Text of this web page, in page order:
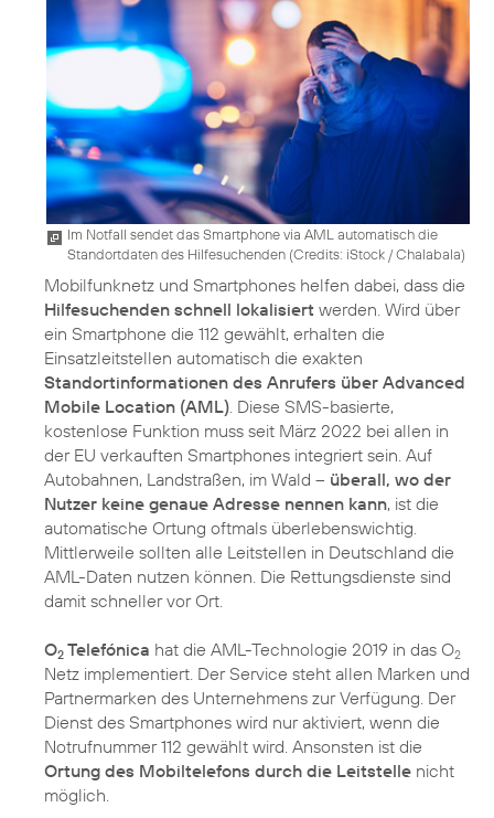
Im Notfall sendet das Smartphone via AML automatisch die
Standortdaten des Hilfesuchenden (Credits: iStock / Chalabala)
Mobilfunknetz und Smartphones helfen dabei, dass die
Hilfesuchenden schnell lokalisiert werden. Wird über
ein Smartphone die 112 gewählt, erhalten die
Einsatzleitstellen automatisch die exakten
Standortinformationen des Anrufers über Advanced
Mobile Location (AML). Diese SMS-basierte,
kostenlose Funktion muss seit März 2022 bei allen in
der EU verkauften Smartphones integriert sein. Auf
Autobahnen, Landstraßen, im Wald – überall, wo der
Nutzer keine genaue Adresse nennen kann, ist die
automatische Ortung oftmals überlebenswichtig.
Mittlerweile sollten alle Leitstellen in Deutschland die
AML-Daten nutzen können. Die Rettungsdienste sind
damit schneller vor Ort.
O2 Telefónica hat die AML-Technologie 2019 in das O2
Netz implementiert. Der Service steht allen Marken und
Partnermarken des Unternehmens zur Verfügung. Der
Dienst des Smartphones wird nur aktiviert, wenn die
Notrufnummer 112 gewählt wird. Ansonsten ist die
Ortung des Mobiltelefons durch die Leitstelle nicht
möglich.